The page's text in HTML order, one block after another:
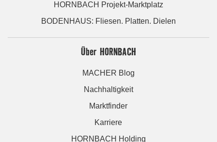
HORNBACH Projekt-Marktplatz
BODENHAUS: Fliesen. Platten. Dielen
Über HORNBACH
MACHER Blog
Nachhaltigkeit
Marktfinder
Karriere
HORNBACH Holding